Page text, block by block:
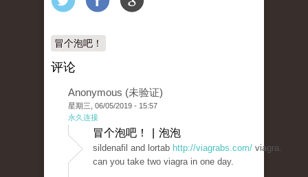
冒个泡吧！
评论
Anonymous (未验证)
星期三, 06/05/2019 - 15:57
永久连接
冒个泡吧！ | 泡泡
sildenafil and lortab http://viagrabs.com/ viagra.
can you take two viagra in one day.